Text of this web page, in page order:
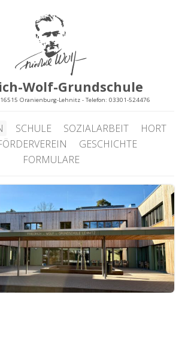
Wolf-Grundschule
Oranienburg-Lehnitz - Telefon: 03301-524476
SCHULE SOZIALARBEIT
HORT
GESCHICHTE
FORMULARE